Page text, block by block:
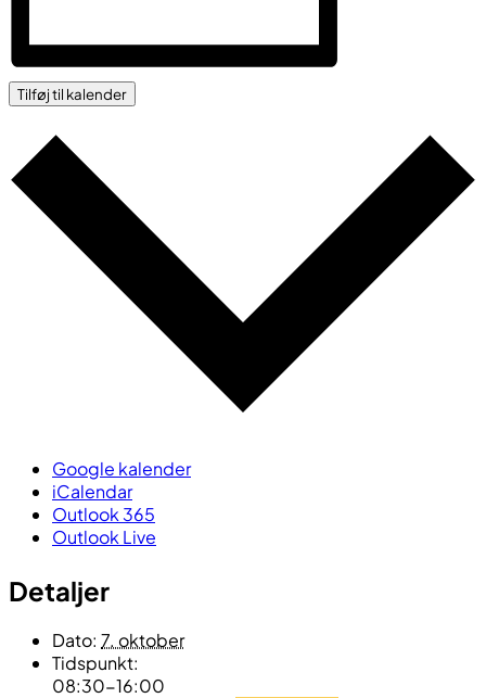
Tilføj til kalender
Google kalender
iCalendar
Outlook 365
Outlook Live
Detaljer
Dato: 7. oktober
Tidspunkt:
08:30-16:00